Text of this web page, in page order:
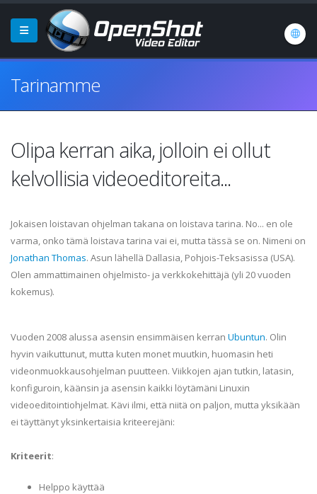
Tarinamme
Olipa kerran aika, jolloin ei ollut
kelvollisia videoeditoreita...
Jokaisen loistavan ohjelman takana on loistava tarina. No... en ole
varma, onko tämä loistava tarina vai ei, mutta tässä se on. Nimeni on
Jonathan Thomas. Asun lähellä Dallasia, Pohjois-Teksasissa (USA).
Olen ammattimainen ohjelmisto- ja verkkokehittäjä (yli 20 vuoden
kokemus).
Vuoden 2008 alussa asensin ensimmäisen kerran Ubuntun. Olin
hyvin vaikuttunut, mutta kuten monet muutkin, huomasin heti
videonmuokkausohjelman puutteen. Viikkojen ajan tutkin, latasin,
konfiguroin, käänsin ja asensin kaikki löytämäni Linuxin
videoeditointiohjelmat. Kävi ilmi, että niitä on paljon, mutta yksikään
ei täyttänyt yksinkertaisia kriteerejäni:
Kriteerit:
Helppo käyttää